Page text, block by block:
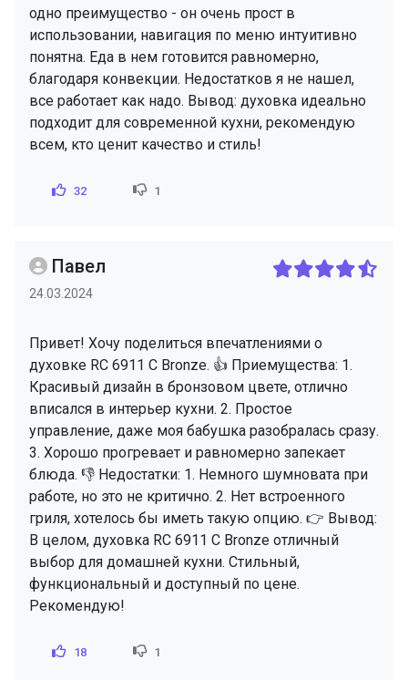
одно преимущество - он очень прост в
использовании, навигация по меню интуитивно
понятна. Еда в нем готовится равномерно,
благодаря конвекции. Недостатков я не нашел,
все работает как надо. Вывод: духовка идеально
подходит для современной кухни, рекомендую
всем, кто ценит качество и стиль!
32 1
Павел
24.03.2024
Привет! Хочу поделиться впечатлениями о
духовке RC 6911 C Bronze. 👍 Приемущества: 1.
Красивый дизайн в бронзовом цвете, отлично
вписался в интерьер кухни. 2. Простое
управление, даже моя бабушка разобралась сразу.
3. Хорошо прогревает и равномерно запекает
блюда. 👎 Недостатки: 1. Немного шумновата при
работе, но это не критично. 2. Нет встроенного
гриля, хотелось бы иметь такую опцию. 👉 Вывод:
В целом, духовка RC 6911 C Bronze отличный
выбор для домашней кухни. Стильный,
функциональный и доступный по цене.
Рекомендую!
18 1